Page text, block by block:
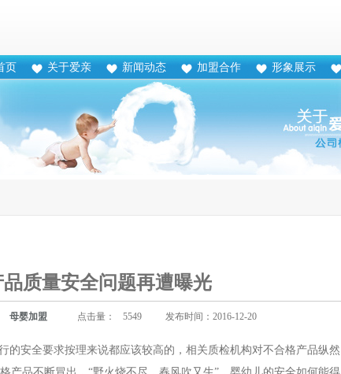
页 关于爱亲 新闻动态 加盟合作 形象展示
质量安全问题再遭曝光
母婴加盟 点击量： 5549 发布时间：2016-12-20
安全要求按理来说都应该较高的，相关质检机构对不合格产品纵然